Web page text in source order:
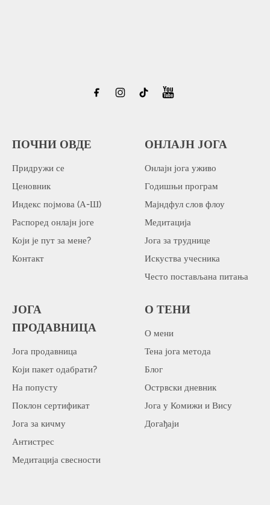
ПОЧНИ ОВДЕ
Придружи се
Ценовник
Индекс појмова (А-Ш)
Распоред онлајн јоге
Који је пут за мене?
Контакт
ОНЛАЈН ЈОГА
Онлајн јога уживо
Годишњи програм
Мајндфул слов флоу
Медитација
Јога за труднице
Искуства учесника
Често постављана питања
ЈОГА
ПРОДАВНИЦА
Јога продавница
Који пакет одабрати?
На попусту
Поклон сертификат
Јога за кичму
Антистрес
Медитација свесности
О ТЕНИ
О мени
Тена јога метода
Блог
Острвски дневник
Јога у Комижи и Вису
Догађаји